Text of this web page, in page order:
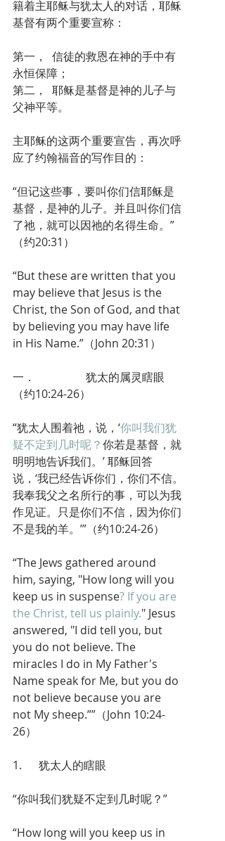
籍着主耶稣与犹太人的对话，耶稣
基督有两个重要宣称：
第一，  信徒的救恩在神的手中有
永恒保障；
第二，  耶稣是基督是神的儿子与
父神平等。
主耶稣的这两个重要宣告，再次呼
应了约翰福音的写作目的：
“但记这些事，要叫你们信耶稣是
基督，是神的儿子。并且叫你们信
了祂，就可以因祂的名得生命。”
（约20:31）
“But these are written that you
may believe that Jesus is the
Christ, the Son of God, and that
by believing you may have life
in His Name.”（John 20:31）
一．                  犹太的属灵瞎眼
（约10:24-26）
“犹太人围着祂，说，‘你叫我们犹
疑不定到几时呢？你若是基督，就
明明地告诉我们。’ 耶稣回答
说，‘我已经告诉你们，你们不信。
我奉我父之名所行的事，可以为我
作见证。只是你们不信，因为你们
不是我的羊。’”（约10:24-26）
“The Jews gathered around
him, saying, "How long will you
keep us in suspense? If you are
the Christ, tell us plainly." Jesus
answered, "I did tell you, but
you do not believe. The
miracles I do in My Father's
Name speak for Me, but you do
not believe because you are
not My sheep.””（John 10:24-
26）
1.      犹太人的瞎眼
“你叫我们犹疑不定到几时呢？”
“How long will you keep us in